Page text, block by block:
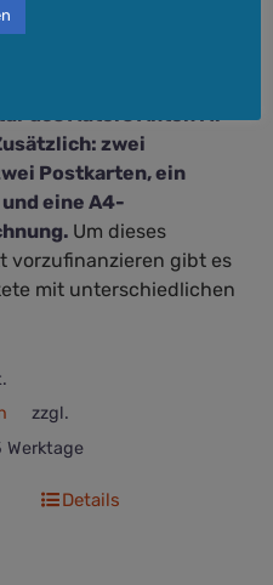
mit Zeichnung und
den ersten Seiten vom
Wohlgemut sowie
des Autors Anton M.
zwei
Postkarten, ein
eine A4-
Um dieses
vorzufinanzieren gibt es
mit unterschiedlichen
zzgl.
Werktage
Details